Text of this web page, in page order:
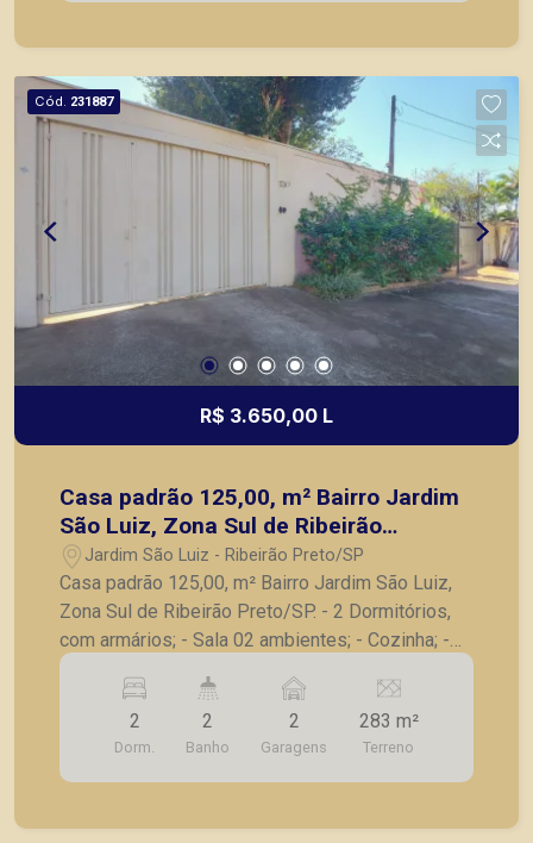
Preto.
Cód. 231887
R$ 3.650,00 L
Casa padrão 125,00, m² Bairro Jardim
São Luiz, Zona Sul de Ribeirão
Preto/SP.
Jardim São Luiz - Ribeirão Preto/SP
Casa padrão 125,00, m² Bairro Jardim São Luiz,
Zona Sul de Ribeirão Preto/SP. - 2 Dormitórios,
com armários; - Sala 02 ambientes; - Cozinha; -
02 Banheiros; - Área de serviço; - Piscina; - Horta;
- 2 Vagas de garagem; A Piramid tem como
objetivo atender seus clientes com agilidade e
segurança, em locação, vendas de imóveis
prontos, usados ou mesmo nos principais
2
Dorm.
2
Banho
2
Garagens
283 m²
Terreno